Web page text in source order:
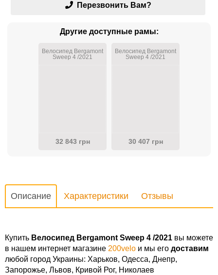
Перезвонить Вам?
Другие доступные рамы:
Велосипед Bergamont
Sweep 4 /2021
32 843 грн
Велосипед Bergamont
Sweep 4 /2021
30 407 грн
Описание Характеристики Отзывы
Купить Велосипед Bergamont Sweep 4 /2021 вы можете
в нашем интернет магазине 200velo и мы его доставим
любой город Украины: Харьков, Одесса, Днепр,
Запорожье, Львов, Кривой Рог, Николаев